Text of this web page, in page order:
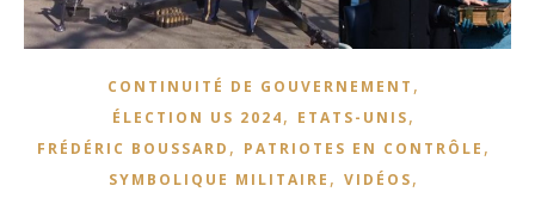
CONTINUITÉ DE GOUVERNEMENT ,
ÉLECTION US 2024, ETATS-UNIS,
FRÉDÉRIC BOUSSARD , PATRIOTES EN CONTRÔLE ,
SYMBOLIQUE MILITAIRE , VIDÉOS,